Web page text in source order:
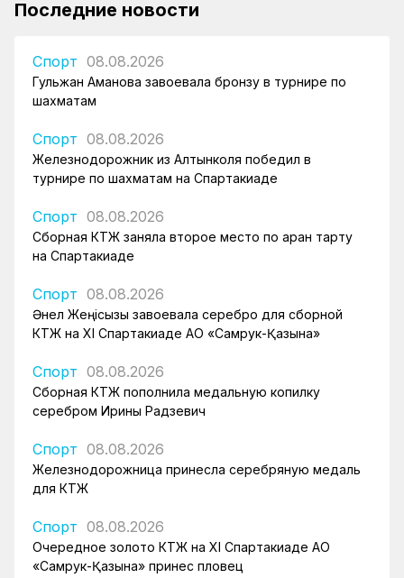
Последние новости
Спорт 08.08.2026
Гульжан Аманова завоевала бронзу в турнире по
шахматам
Спорт 08.08.2026
Железнодорожник из Алтынколя победил в
турнире по шахматам на Спартакиаде
Спорт 08.08.2026
Сборная КТЖ заняла второе место по арқан тарту
на Спартакиаде
Спорт 08.08.2026
Әнел Жеңісқызы завоевала серебро для сборной
КТЖ на XI Спартакиаде АО «Самрук-Қазына»
Спорт 08.08.2026
Сборная КТЖ пополнила медальную копилку
серебром Ирины Радзевич
Спорт 08.08.2026
Железнодорожница принесла серебряную медаль
для КТЖ
Спорт 08.08.2026
Очередное золото КТЖ на XI Спартакиаде АО
«Самрук-Қазына» принес пловец